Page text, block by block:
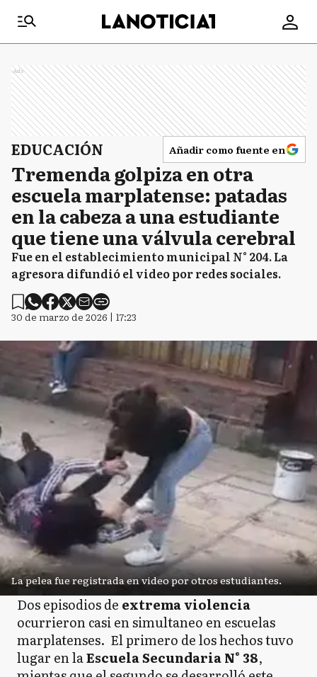
Ads
EDUCACIÓN Añadir como fuente en
Tremenda golpiza en otra
escuela marplatense: patadas
en la cabeza a una estudiante
que tiene una válvula cerebral
Fue en el establecimiento municipal N° 204. La
agresora difundió el video por redes sociales.
30 de marzo de 2026 | 17:23
La pelea fue registrada en video por otros estudiantes.
Dos episodios de extrema violencia
ocurrieron casi en simultaneo en escuelas
marplatenses. El primero de los hechos tuvo
lugar en laEscuela Secundaria N° 38,